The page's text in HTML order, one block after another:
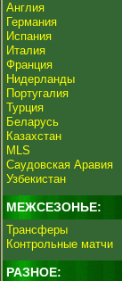
Англия
Германия
Испания
Италия
Франция
Нидерланды
Португалия
Турция
Беларусь
Казахстан
MLS
Саудовская Аравия
Узбекистан
МЕЖСЕЗОНЬЕ:
Трансферы
Контрольные матчи
РАЗНОЕ: